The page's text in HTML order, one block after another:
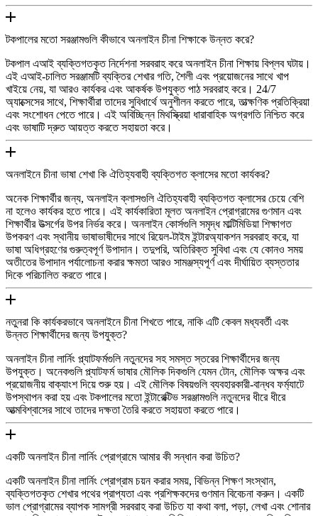
টকপালের মতো সরঞ্জামগুলি কীভাবে অনলাইন চীনা শিক্ষাকে উন্নত করে?
টকপাল এআই ব্যক্তিগতকৃত নির্দেশনা সরবরাহ করে অনলাইন চীনা শিক্ষায় বিপ্লব ঘটায়।
এই এআই-চালিত সরঞ্জামটি ব্যক্তির শেখার গতি, শৈলী এবং প্রয়োজনের সাথে খাপ
খাইয়ে নেয়, যা আরও কার্যকর এবং আকর্ষক উপযুক্ত পাঠ সরবরাহ করে। 24/7
অ্যাক্সেসের সাথে, শিক্ষার্থীরা তাদের সুবিধার্থে অনুশীলন করতে পারে, তাত্ক্ষণিক প্রতিক্রিয়া
এবং সংশোধন পেতে পারে। এই অবিচ্ছিন্ন মিথস্ক্রিয়া ধারাবাহিক অগ্রগতি নিশ্চিত করে
এবং ভাষাটি দ্রুত আয়ত্ত করতে সহায়তা করে।
অনলাইনে চীনা ভাষা শেখা কি ঐতিহ্যবাহী ব্যক্তিগত ক্লাসের মতো কার্যকর?
অনেক শিক্ষার্থীর জন্য, অনলাইন ক্লাসগুলি ঐতিহ্যবাহী ব্যক্তিগত ক্লাসের চেয়ে বেশি
না হলেও কার্যকর হতে পারে। এই কার্যকারিতা মূলত অনলাইন প্রোগ্রামের গুণমান এবং
শিক্ষার্থীর উত্সর্গের উপর নির্ভর করে। অনলাইন কোর্সগুলি সমৃদ্ধ মাল্টিমিডিয়া শিক্ষাগত
উপকরণ এবং স্থানীয় ভাষাভাষীদের সাথে রিয়েল-টাইম ইন্টারঅ্যাকশন সরবরাহ করে, যা
ভাষা অধিগ্রহণের গুরুত্বপূর্ণ উপাদান। তদুপরি, অতিরিক্ত সুবিধা এবং যে কোনও সময়
অতীতের উপাদান পর্যালোচনা করার ক্ষমতা আরও সামঞ্জস্যপূর্ণ এবং দীর্ঘায়িত ব্যস্ততার
দিকে পরিচালিত করতে পারে।
নতুনরা কি কার্যকরভাবে অনলাইনে চীনা শিখতে পারে, নাকি এটি কেবল মধ্যবর্তী এবং
উন্নত শিক্ষার্থীদের জন্য উপযুক্ত?
অনলাইন চীনা লার্নিং প্ল্যাটফর্মগুলি নতুনদের সহ সমস্ত স্তরের শিক্ষার্থীদের জন্য
উপযুক্ত। অনেকগুলি প্ল্যাটফর্ম ভাষার মৌলিক দিকগুলি যেমন টোন, মৌলিক অক্ষর এবং
প্রয়োজনীয় বাক্যাংশ দিয়ে শুরু হয়। এই মৌলিক বিষয়গুলি ব্যবহারকারী-বান্ধব ফর্ম্যাটে
উপস্থাপন করা হয় এবং টকপালের মতো ইন্টারেক্টিভ সরঞ্জামগুলি নতুনদের ধীরে ধীরে
আত্মবিশ্বাসের সাথে তাদের দক্ষতা তৈরি করতে সহায়তা করতে পারে।
একটি অনলাইন চীনা লার্নিং প্রোগ্রামে আমার কী সন্ধান করা উচিত?
একটি অনলাইন চীনা লার্নিং প্রোগ্রাম চয়ন করার সময়, বিভিন্ন শিক্ষণ সংস্থান,
ব্যক্তিগতকৃত শেখার পথের প্রাপ্যতা এবং প্রশিক্ষকদের গুণমান বিবেচনা করুন। একটি
ভাল প্রোগ্রামের ব্যাপক সামগ্রী সরবরাহ করা উচিত যা কথা বলা, পড়া, লেখা এবং শোনার